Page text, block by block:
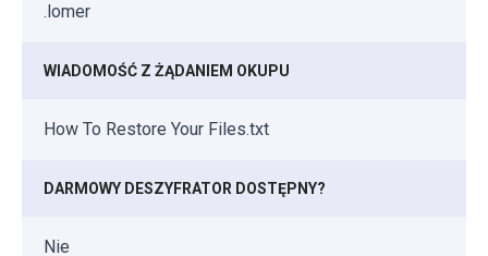
.lomer
WIADOMOŚĆ Z ŻĄDANIEM OKUPU
How To Restore Your Files.txt
DARMOWY DESZYFRATOR DOSTĘPNY?
Nie